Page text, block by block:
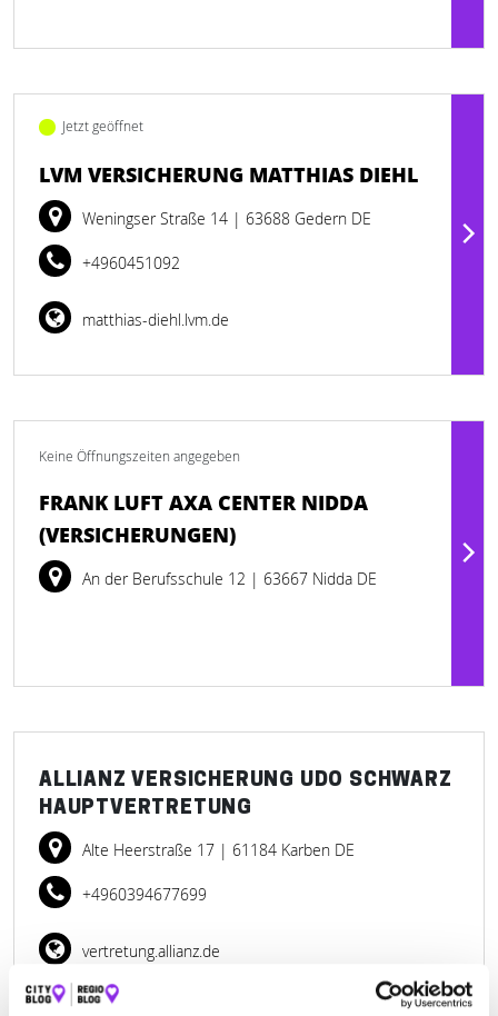
Jetzt geöffnet
LVM VERSICHERUNG MATTHIAS DIEHL
Weningser Straße 14 | 63688 Gedern DE
+4960451092
matthias-diehl.lvm.de
Keine Öffnungszeiten angegeben
FRANK LUFT AXA CENTER NIDDA
(VERSICHERUNGEN)
An der Berufsschule 12 | 63667 Nidda DE
ALLIANZ VERSICHERUNG UDO SCHWARZ
HAUPTVERTRETUNG
Alte Heerstraße 17 | 61184 Karben DE
+4960394677699
vertretung.allianz.de